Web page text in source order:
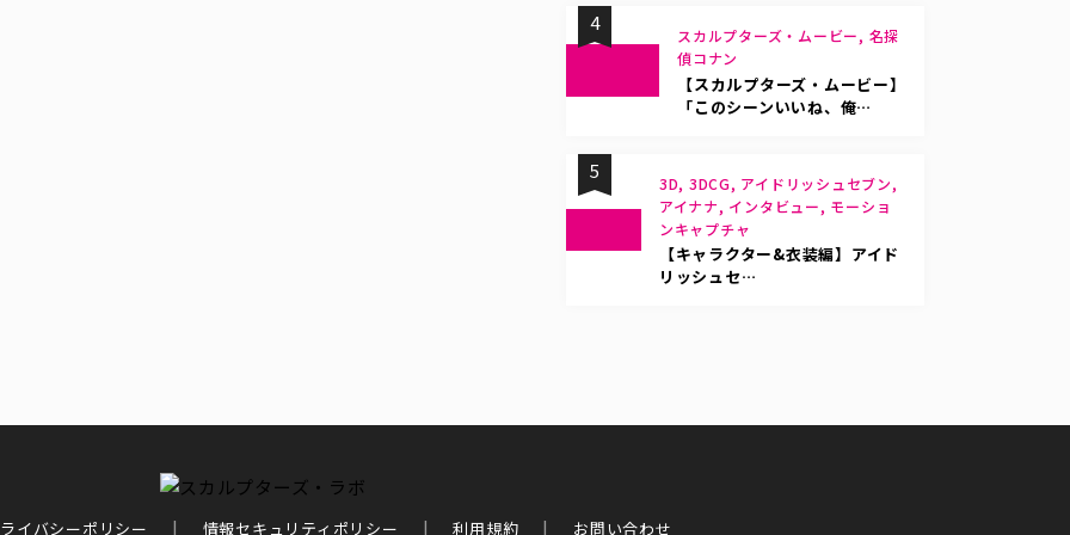
4
スカルプターズ・ムービー, 名探
偵コナン
【スカルプターズ・ムービー】
「このシーンいいね、俺…
5
3D, 3DCG, アイドリッシュセブン,
アイナナ, インタビュー, モーショ
ンキャプチャ
【キャラクター&衣装編】アイド
リッシュセ…
イバシーポリシー 情報セキュリティポリシー 利用規約 お問い合わせ